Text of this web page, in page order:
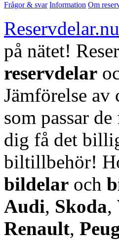
Frågor & svar Information Om
Reservdelar.nu
på nätet!
reservdelar
Jämförelse
som passar
dig få det
biltillbehör!
bildelar och
Audi, Skoda,
Renault,